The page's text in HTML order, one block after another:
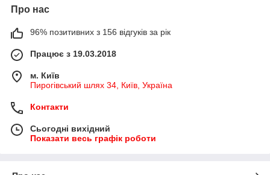
Про нас
96% позитивних з 156 відгуків за рік
Працює з 19.03.2018
м. Київ
Пирогівський шлях 34, Київ, Україна
Контакти
Сьогодні вихідний
Показати весь графік роботи